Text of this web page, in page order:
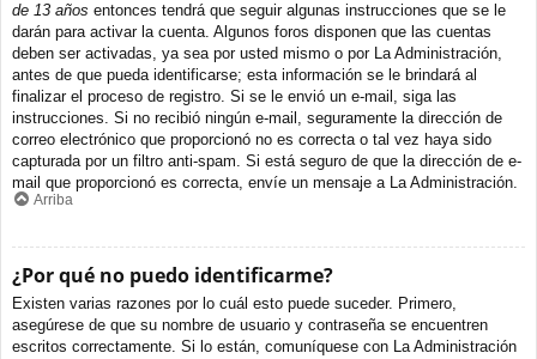
de 13 años entonces tendrá que seguir algunas instrucciones que se le
darán para activar la cuenta. Algunos foros disponen que las cuentas
deben ser activadas, ya sea por usted mismo o por La Administración,
antes de que pueda identificarse; esta información se le brindará al
finalizar el proceso de registro. Si se le envió un e-mail, siga las
instrucciones. Si no recibió ningún e-mail, seguramente la dirección de
correo electrónico que proporcionó no es correcta o tal vez haya sido
capturada por un filtro anti-spam. Si está seguro de que la dirección de e-
mail que proporcionó es correcta, envíe un mensaje a La Administración.
Arriba
¿Por qué no puedo identificarme?
Existen varias razones por lo cuál esto puede suceder. Primero,
asegúrese de que su nombre de usuario y contraseña se encuentren
escritos correctamente. Si lo están, comuníquese con La Administración